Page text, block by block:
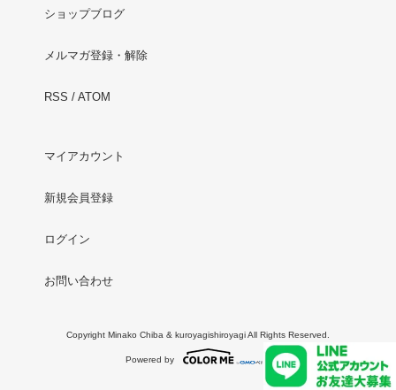
ショップブログ
メルマガ登録・解除
RSS / ATOM
マイアカウント
新規会員登録
ログイン
お問い合わせ
Copyright Minako Chiba & kuroyagishiroyagi All Rights Reserved.
Powered by